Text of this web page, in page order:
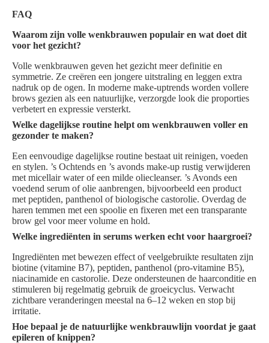
FAQ
Waarom zijn volle wenkbrauwen populair en wat doet dit
voor het gezicht?
Volle wenkbrauwen geven het gezicht meer definitie en
symmetrie. Ze creëren een jongere uitstraling en leggen extra
nadruk op de ogen. In moderne make-uptrends worden vollere
brows gezien als een natuurlijke, verzorgde look die proporties
verbetert en expressie versterkt.
Welke dagelijkse routine helpt om wenkbrauwen voller en
gezonder te maken?
Een eenvoudige dagelijkse routine bestaat uit reinigen, voeden
en stylen. ’s Ochtends en ’s avonds make-up rustig verwijderen
met micellair water of een milde oliecleanser. ’s Avonds een
voedend serum of olie aanbrengen, bijvoorbeeld een product
met peptiden, panthenol of biologische castorolie. Overdag de
haren temmen met een spoolie en fixeren met een transparante
brow gel voor meer volume en hold.
Welke ingrediënten in serums werken echt voor haargroei?
Ingrediënten met bewezen effect of veelgebruikte resultaten zijn
biotine (vitamine B7), peptiden, panthenol (pro-vitamine B5),
niacinamide en castorolie. Deze ondersteunen de haarconditie en
stimuleren bij regelmatig gebruik de groeicyclus. Verwacht
zichtbare veranderingen meestal na 6–12 weken en stop bij
irritatie.
Hoe bepaal je de natuurlijke wenkbrauwlijn voordat je gaat
epileren of knippen?